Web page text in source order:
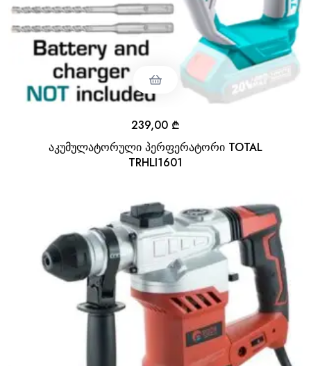
აკუმულატორული პერფერატორი TOTAL
TRHLI1601
239,00 ₾